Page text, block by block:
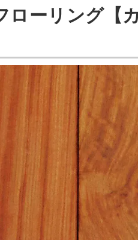
ローリング【